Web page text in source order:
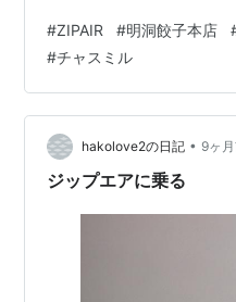
した 美味しかった❤️ でも
よね😢 夜の明洞をブラブ
料理にキムチを入れ過ぎ
にホテルへ 美海は食べた
って、1人客は敬遠される
…
#ZIPAIR #明洞餃子本店
#チャスミル
hakolove2の日記 • 9ヶ
ジップエアに乗る